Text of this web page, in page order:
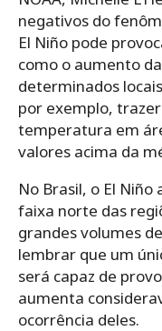
negativos do
El Niño pode
como o aumento
determinados
por exemplo,
temperatura em
valores acima da
No Brasil, o El Niño
faixa norte das
grandes volumes
lembrar que um
será capaz de
aumenta
ocorrência deles.